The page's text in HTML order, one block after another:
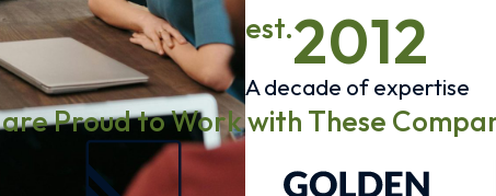
est.2012
A decade of expertise
Proud to Work with These